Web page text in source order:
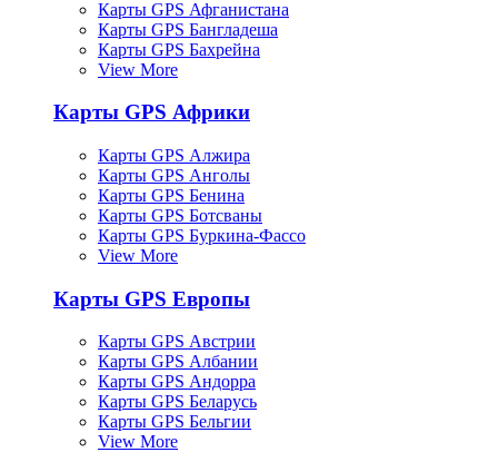
Карты GPS Афганистана
Карты GPS Бангладеша
Карты GPS Бахрейна
View More
Карты GPS Африки
Карты GPS Алжира
Карты GPS Анголы
Карты GPS Бенина
Карты GPS Ботсваны
Карты GPS Буркина-Фассо
View More
Карты GPS Европы
Карты GPS Австрии
Карты GPS Албании
Карты GPS Андорра
Карты GPS Беларусь
Карты GPS Бельгии
View More